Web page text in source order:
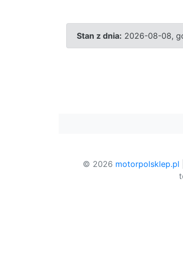
Stan z dnia: 2026-08-08,
© 2026 motorpolsklep.pl